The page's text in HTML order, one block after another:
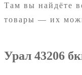
Там вы найдёте
товары — их
Урал 43206